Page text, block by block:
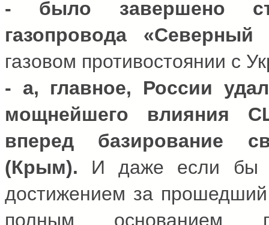
- было завершено
газопровода «Северный
газовом противостоянии с
- а, главное, России
мощнейшего влияния
вперед базирование
(Крым). И даже если бы
достижением за
полным основанием